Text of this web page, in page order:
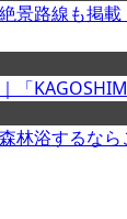
景路線も掲
「
林浴するな